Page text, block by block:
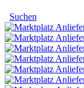
Suchen